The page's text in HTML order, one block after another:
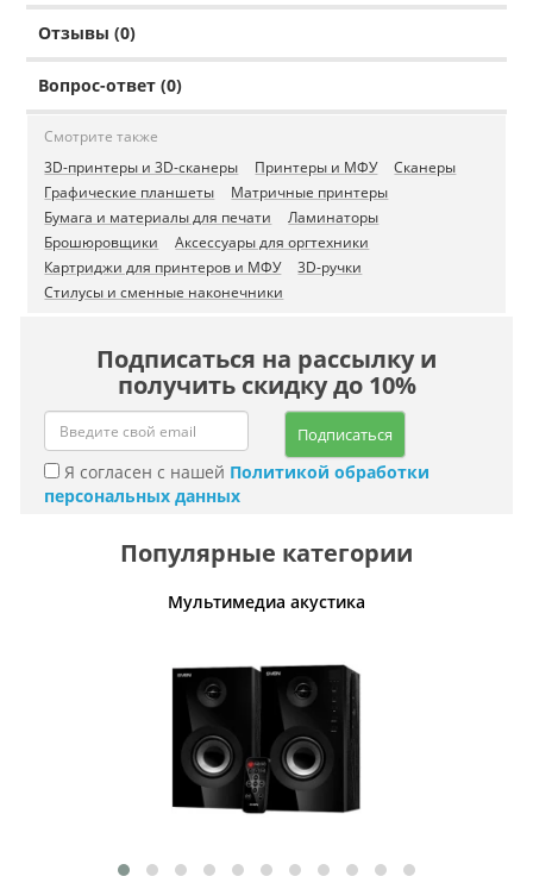
Отзывы (0)
Вопрос-ответ (0)
Смотрите также
3D-принтеры и 3D-сканеры
Принтеры и МФУ
Сканеры
Графические планшеты
Матричные принтеры
Бумага и материалы для печати
Ламинаторы
Брошюровщики
Аксессуары для оргтехники
Картриджи для принтеров и МФУ
3D-ручки
Стилусы и сменные наконечники
Подписаться на рассылку и
получить скидку до 10%
Подписаться
Я согласен с нашей Политикой обработки
персональных данных
Популярные категории
Мультимедиа акустика